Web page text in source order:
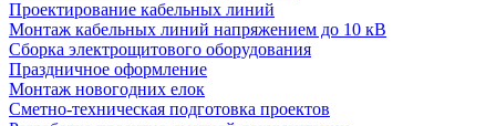
Проектирование кабельных линий
Монтаж кабельных линий напряжением до 10 кВ
Сборка электрощитового оборудования
Праздничное оформление
Монтаж новогодних елок
Сметно-техническая подготовка проектов